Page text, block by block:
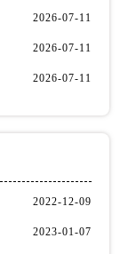
北京市东城区东长安街1号王府井东方广场W3座6层602室万宝龙售后服务中心（需提前预约）
2026-07-11
2026-07-11
2026-07-11
2022-12-09
2023-01-07